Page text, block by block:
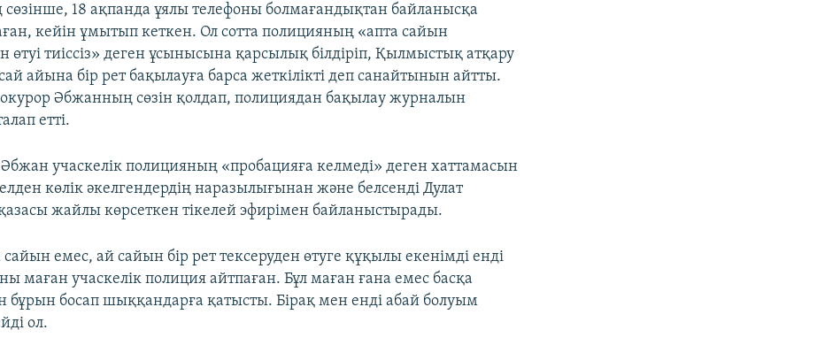
18 ақпанда ұялы телефоны болмағандықтан байланысқа
кейін ұмытып кеткен. Ол сотта полицияның «апта сайын
өтуі тиіссіз» деген ұсынысына қарсылық білдіріп, Қылмыстық атқару
айына бір рет бақылауға барса жеткілікті деп санайтынын айтты.
Әбжанның сөзін қолдап, полициядан бақылау журналын
етті.
учаскелік полицияның «пробацияға келмеді» деген хаттамасын
көлік әкелгендердің наразылығынан және белсенді Дулат
жайлы көрсеткен тікелей эфирімен байланыстырады.
емес, ай сайын бір рет тексеруден өтуге құқылы екенімді енді
маған учаскелік полиция айтпаған. Бұл маған ғана емес басқа
бұрын босап шыққандарға қатысты. Бірақ мен енді абай болуым
ол.